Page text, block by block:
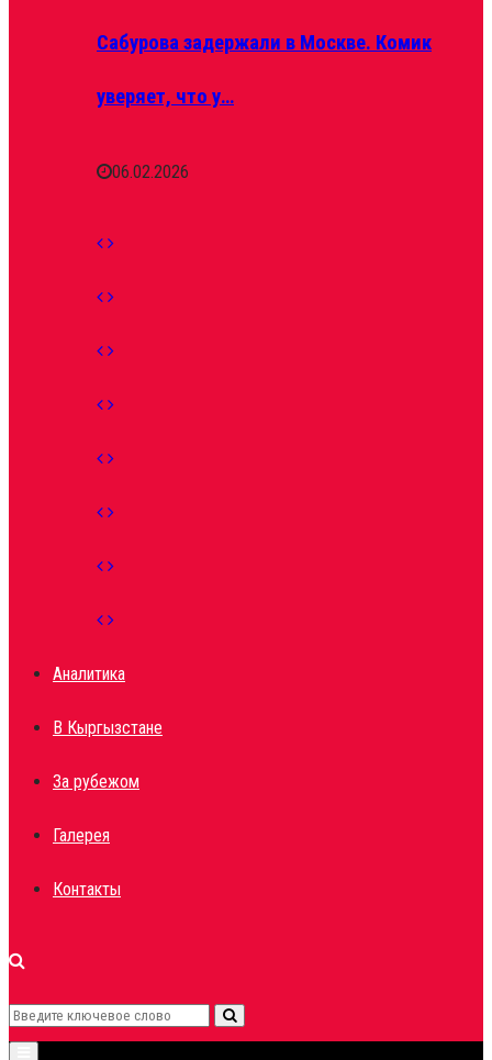
Сабурова задержали в Москве. Комик
уверяет, что у…
06.02.2026
Аналитика
В Кыргызстане
За рубежом
Галерея
Контакты
Search
Search